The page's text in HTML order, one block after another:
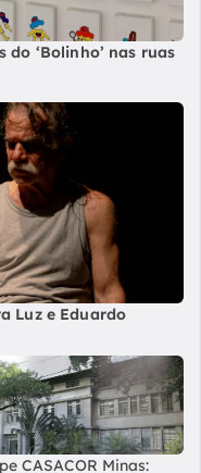
‘Bolinho’ nas ruas
Luz e Eduardo
CASACOR Minas: